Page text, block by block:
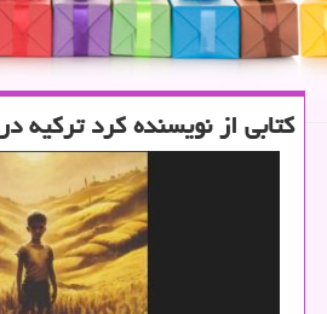
کتابی از نویسنده کرد ترکیه